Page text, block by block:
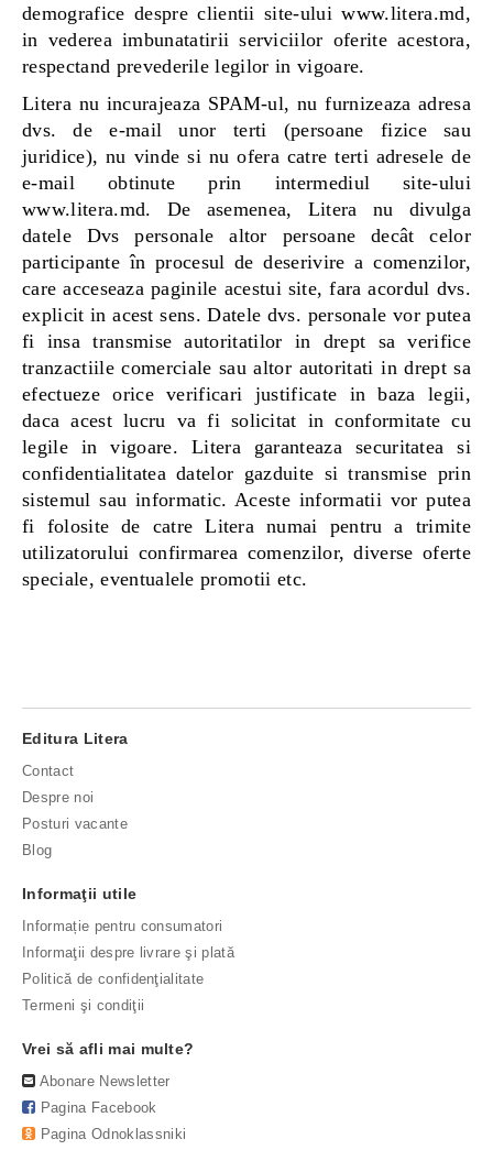
demografice despre clientii site-ului www.litera.md,
in vederea imbunatatirii serviciilor oferite acestora,
respectand prevederile legilor in vigoare.
Litera nu incurajeaza SPAM-ul, nu furnizeaza adresa
dvs. de e-mail unor terti (persoane fizice sau
juridice), nu vinde si nu ofera catre terti adresele de
e-mail obtinute prin intermediul site-ului
www.litera.md. De asemenea, Litera nu divulga
datele Dvs personale altor persoane decât celor
participante în procesul de deserivire a comenzilor,
care acceseaza paginile acestui site, fara acordul dvs.
explicit in acest sens. Datele dvs. personale vor putea
fi insa transmise autoritatilor in drept sa verifice
tranzactiile comerciale sau altor autoritati in drept sa
efectueze orice verificari justificate in baza legii,
daca acest lucru va fi solicitat in conformitate cu
legile in vigoare. Litera garanteaza securitatea si
confidentialitatea datelor gazduite si transmise prin
sistemul sau informatic. Aceste informatii vor putea
fi folosite de catre Litera numai pentru a trimite
utilizatorului confirmarea comenzilor, diverse oferte
speciale, eventualele promotii etc.
Editura Litera
Contact
Despre noi
Posturi vacante
Blog
Informaţii utile
Informație pentru consumatori
Informaţii despre livrare şi plată
Politică de confidenţialitate
Termeni şi condiţii
Vrei să afli mai multe?
Abonare Newsletter
Pagina Facebook
Pagina Odnoklassniki